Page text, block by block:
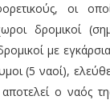
οι
δρομικοί
με
(5 ναοί),
ο ναός